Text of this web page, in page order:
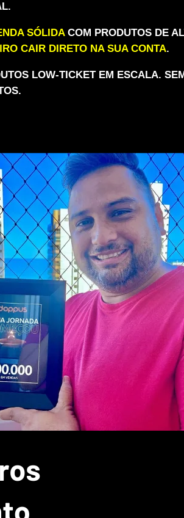
SÓLIDACOM PRODUTOS DE
CAIR DIRETO NA SUA CONTA.
LOW-TICKET EM ESCALA.